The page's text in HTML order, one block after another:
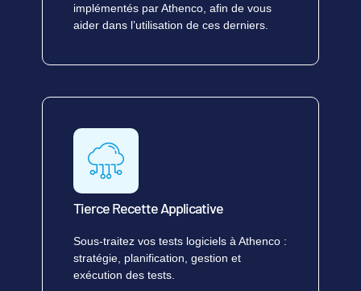
implémentés par Athenco, afin de vous
aider dans l’utilisation de ces derniers.
Tierce Recette Applicative
Sous-traitez vos tests logiciels à Athenco :
stratégie, planification, gestion et
exécution des tests.